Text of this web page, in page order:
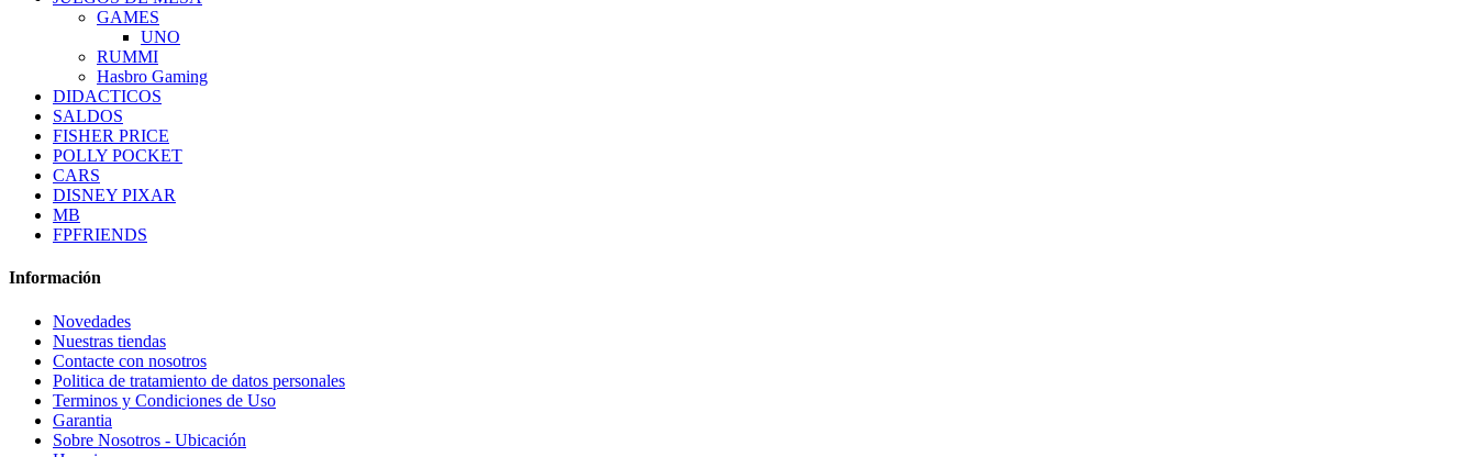
GAMES
UNO
RUMMI
Hasbro Gaming
DIDACTICOS
SALDOS
FISHER PRICE
POLLY POCKET
CARS
DISNEY PIXAR
MB
FPFRIENDS
Información
Novedades
Nuestras tiendas
Contacte con nosotros
Politica de tratamiento de datos personales
Terminos y Condiciones de Uso
Garantia
Sobre Nosotros - Ubicación